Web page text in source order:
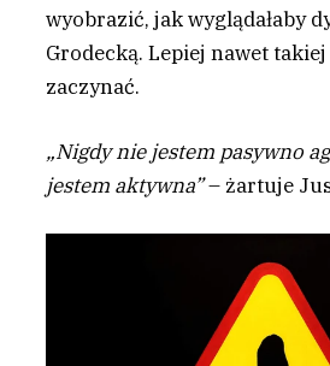
wyobrazić, jak wyglądałaby
Grodecką. Lepiej nawet
zaczynać.
„Nigdy nie jestem pasywno
jestem aktywna”– żartuje